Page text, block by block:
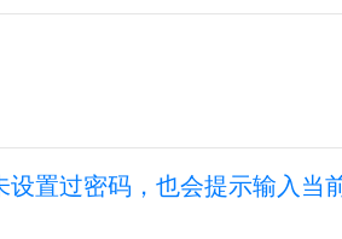
置过密码，也会提示输入当